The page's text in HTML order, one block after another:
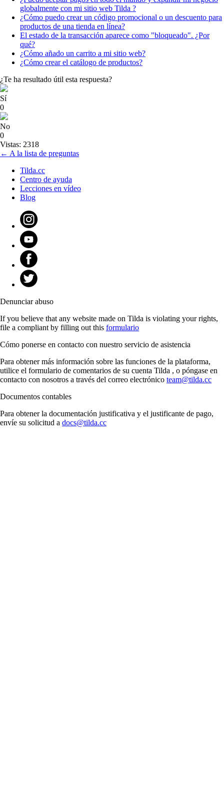
globalmente con mi sitio web Tilda ?
¿Cómo puedo crear un código promocional o un descuento para
productos de una tienda en línea?
El estado de la transacción aparece como "bloqueado". ¿Por
qué?
¿Cómo añado un carrito a mi sitio web?
¿Cómo crear el catálogo de productos?
¿Te ha resultado útil esta respuesta?
Sí
0
No
0
Vistas: 2318
← A la lista de preguntas
Tilda.cc
Centro de ayuda
Lecciones en vídeo
Blog
Denunciar abuso
If you believe that any website made on Tilda is violating your rights,
file a compliant by filling out this formulario
Cómo ponerse en contacto con nuestro servicio de asistencia
Para obtener más información sobre las funciones de la plataforma,
utilice el formulario de comentarios de su cuenta Tilda , o póngase en
contacto con nosotros a través del correo electrónico team@tilda.cc
Documentos contables
Para obtener la documentación justificativa y el justificante de pago,
envíe su solicitud a docs@tilda.cc